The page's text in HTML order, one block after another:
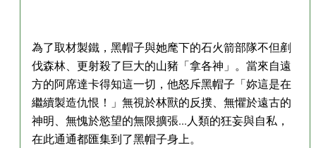
為了取材製鐵，黑帽子與她麾下的石火箭部隊不但剷
伐森林、更射殺了巨大的山豬「拿各神」。當來自遠
方的阿席達卡得知這一切，他怒斥黑帽子「妳這是在
繼續製造仇恨！」無視於林獸的反撲、無懼於遠古的
神明、無愧於慾望的無限擴張...人類的狂妄與自私，
在此通通都匯集到了黑帽子身上。